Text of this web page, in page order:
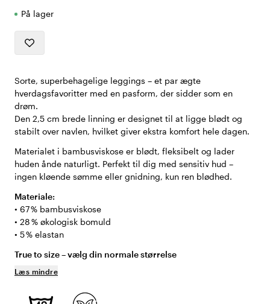
På lager
Sorte, superbehagelige leggings – et par ægte
hverdagsfavoritter med en pasform, der sidder som en
drøm.
Den 2,5 cm brede linning er designet til at ligge blødt og
stabilt over navlen, hvilket giver ekstra komfort hele dagen.
Materialet i bambusviskose er blødt, fleksibelt og lader
huden ånde naturligt. Perfekt til dig med sensitiv hud –
ingen kløende sømme eller gnidning, kun ren blødhed.
Materiale:
• 67 % bambusviskose
• 28 % økologisk bomuld
• 5 % elastan
True to size – vælg din normale størrelse
Læs mindre